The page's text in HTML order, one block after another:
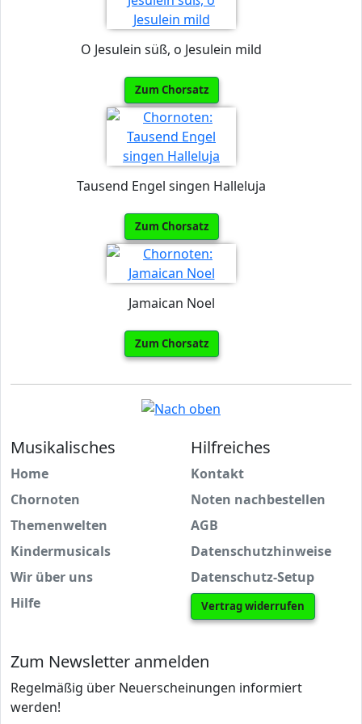
O Jesulein süß, o Jesulein mild
Zum Chorsatz
Tausend Engel singen Halleluja
Zum Chorsatz
Jamaican Noel
Zum Chorsatz
Musikalisches
Home
Chornoten
Themenwelten
Kindermusicals
Wir über uns
Hilfe
Hilfreiches
Kontakt
Noten nachbestellen
AGB
Datenschutzhinweise
Datenschutz-Setup
Vertrag widerrufen
Zum Newsletter anmelden
Regelmäßig über Neuerscheinungen informiert
werden!